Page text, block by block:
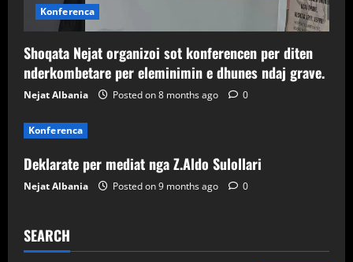
Konferenca
Shoqata Nejat organizoi sot konferencen per diten
nderkombetare per eleminimin e dhunes ndaj grave.
Nejat Albania Posted on 8 months ago 0
Konferenca
Deklarate per mediat nga Z.Aldo Sulollari
Nejat Albania Posted on 9 months ago 0
SEARCH